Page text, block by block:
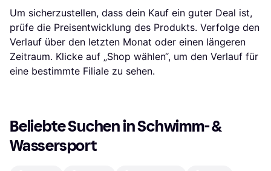
Um sicherzustellen, dass dein Kauf ein guter Deal ist,
prüfe die Preisentwicklung des Produkts. Verfolge den
Verlauf über den letzten Monat oder einen längeren
Zeitraum. Klicke auf „Shop wählen“, um den Verlauf für
eine bestimmte Filiale zu sehen.
Beliebte Suchen in Schwimm- &
Wassersport